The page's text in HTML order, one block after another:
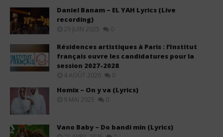
Daniel Banam – EL YAH Lyrics (Live
recording)
29 JUIN 2025 0
Résidences artistiques à Paris : l’Institut
français ouvre les candidatures pour la
session 2027-2028
4 AOÛT 2026 0
Homix – On y va (Lyrics)
9 MAI 2025 0
Vano Baby – Do bandi min (Lyrics)